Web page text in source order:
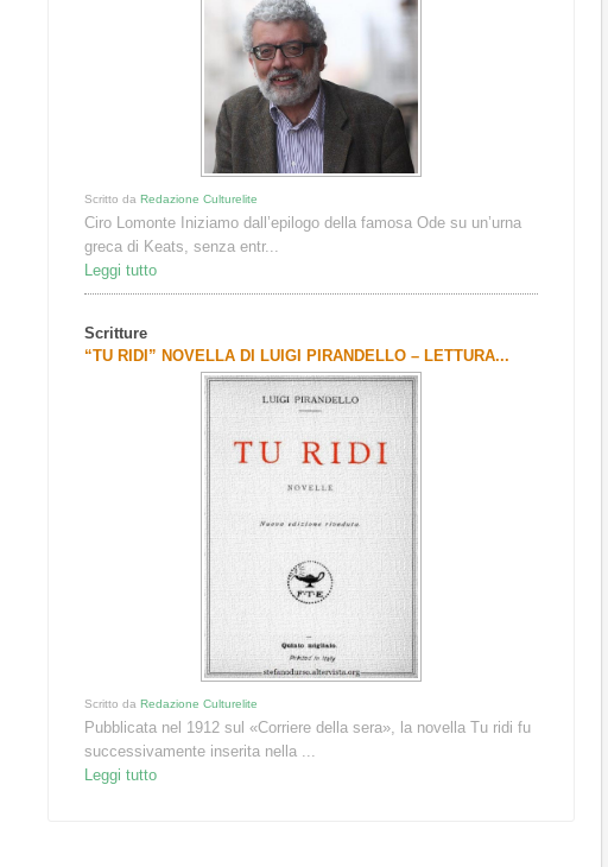
Scritto daRedazione Culturelite
Ciro Lomonte Iniziamo dall’epilogo della famosa Ode su un’urna
greca di Keats, senza entr...
Leggi tutto
Scritture
“TU RIDI” NOVELLA DI LUIGI PIRANDELLO – LETTURA...
Scritto daRedazione Culturelite
Pubblicata nel 1912 sul «Corriere della sera», la novella Tu ridi fu
successivamente inserita nella ...
Leggi tutto